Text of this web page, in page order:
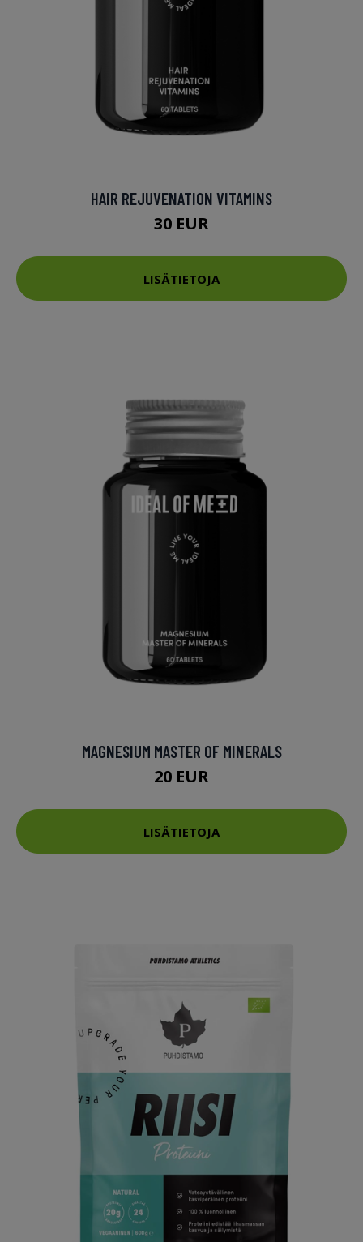
HAIR REJUVENATION VITAMINS
30 EUR
LISÄTIETOJA
MAGNESIUM MASTER OF MINERALS
20 EUR
LISÄTIETOJA